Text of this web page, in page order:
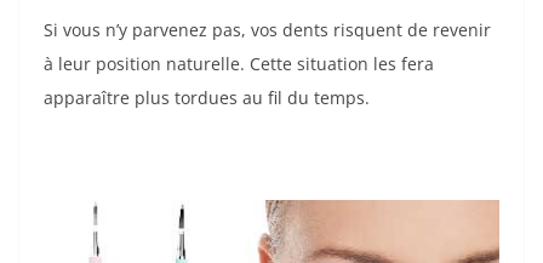
Si vous n’y parvenez pas, vos dents risquent de revenir
à leur position naturelle. Cette situation les fera
apparaître plus tordues au fil du temps.